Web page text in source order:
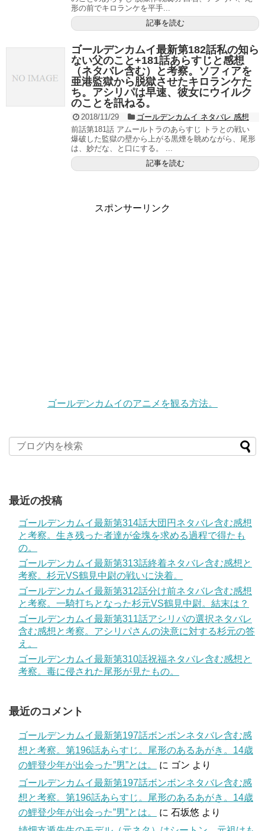
形の前でキロランケを平手...
記事を読む
ゴールデンカムイ最新第182話私の知ら
ない父のこと+181話あらすじと感想
（ネタバレ含む）と考察。ソフィアを
亜港監獄から脱獄させたキロランケた
ち。アシリパは早速、彼女にウイルク
のことを訊ねる。
2018/11/29
ゴールデンカムイ ネタバレ 感想
前話第181話 アムールトラのあらすじ トラとの戦い
爆破した監獄の壁から上がる黒煙を眺めながら、尾形
は、妙だな、と口にする。 ...
記事を読む
スポンサーリンク
ゴールデンカムイのアニメを観る方法。
最近の投稿
ゴールデンカムイ最新第314話大団円ネタバレ含む感想
と考察。生き残った者達が金塊を求める過程で得たも
の。
ゴールデンカムイ最新第313話終着ネタバレ含む感想と
考察。杉元VS鶴見中尉の戦いに決着。
ゴールデンカムイ最新第312話分け前ネタバレ含む感想
と考察。一騎打ちとなった杉元VS鶴見中尉。結末は？
ゴールデンカムイ最新第311話アシリパの選択ネタバレ
含む感想と考察。アシリパさんの決意に対する杉元の答
え。
ゴールデンカムイ最新第310話祝福ネタバレ含む感想と
考察。毒に侵された尾形が見たもの。
最近のコメント
ゴールデンカムイ最新第197話ボンボンネタバレ含む感
想と考察。第196話あらすじ。尾形のあるあがき。14歳
の鯉登少年が出会った”男”とは。
に ゴン より
ゴールデンカムイ最新第197話ボンボンネタバレ含む感
想と考察。第196話あらすじ。尾形のあるあがき。14歳
の鯉登少年が出会った”男”とは。
に 石坂悠 より